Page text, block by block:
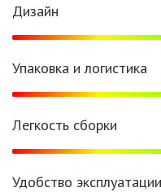
Дизайн
Упаковка и логистика
Легкость сборки
Удобство эксплуатации